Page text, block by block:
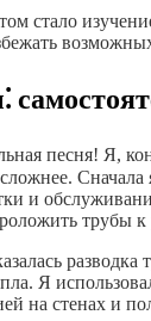
стало
песня! Я,
сложнее.
и
трубы к
разводка
Я
на стенах и